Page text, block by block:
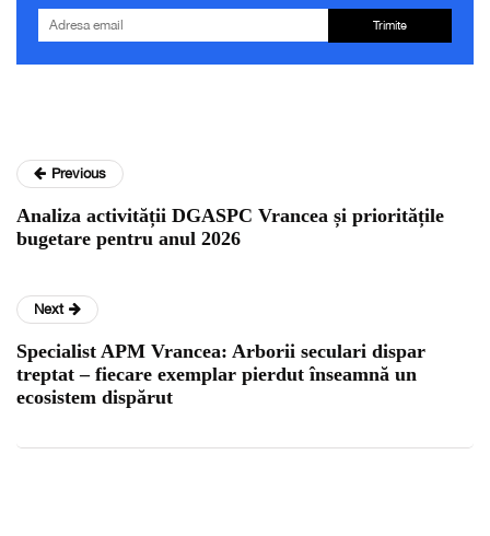
Trimite
Previous
Analiza activității DGASPC Vrancea și prioritățile
bugetare pentru anul 2026
Next
Specialist APM Vrancea: Arborii seculari dispar
treptat – fiecare exemplar pierdut înseamnă un
ecosistem dispărut